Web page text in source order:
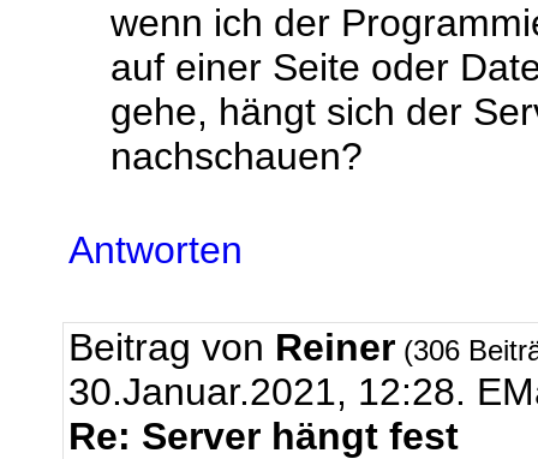
wenn ich der
auf einer Seite oder
gehe, hängt sich der
nachschauen?
Antworten
Beitrag von Reiner (306
30.Januar.2021, 12:28.
Re: Server hängt fest